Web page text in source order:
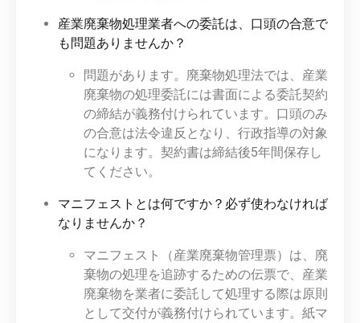
産業廃棄物処理業者への委託は、口頭の合意で
も問題ありませんか？
問題があります。廃棄物処理法では、産業
廃棄物の処理委託には書面による委託契約
の締結が義務付けられています。口頭のみ
の合意は法令違反となり、行政指導の対象
になります。契約書は締結後5年間保存し
てください。
マニフェストとは何ですか？必ず使わなければ
なりませんか？
マニフェスト（産業廃棄物管理票）は、廃
棄物の処理を追跡するための伝票で、産業
廃棄物を業者に委託して処理する際は原則
として交付が義務付けられています。紙マ